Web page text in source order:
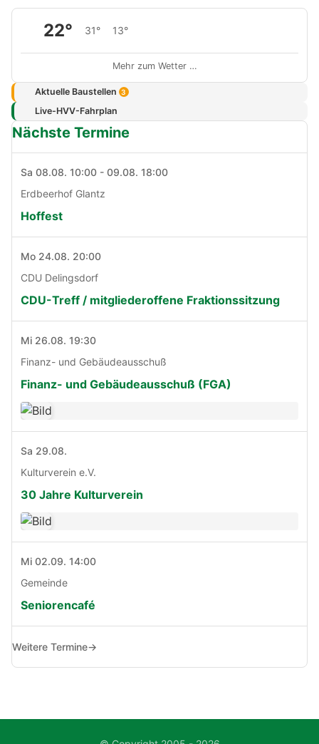
22° 31° 13°
Mehr zum Wetter …
Aktuelle Baustellen 3
Live-HVV-Fahrplan
Nächste Termine
Sa 08.08. 10:00 - 09.08. 18:00
Erdbeerhof Glantz
Hoffest
Mo 24.08. 20:00
CDU Delingsdorf
CDU-Treff / mitgliederoffene Fraktionssitzung
Mi 26.08. 19:30
Finanz- und Gebäudeausschuß
Finanz- und Gebäudeausschuß (FGA)
Sa 29.08.
Kulturverein e.V.
30 Jahre Kulturverein
Mi 02.09. 14:00
Gemeinde
Seniorencafé
Weitere Termine→